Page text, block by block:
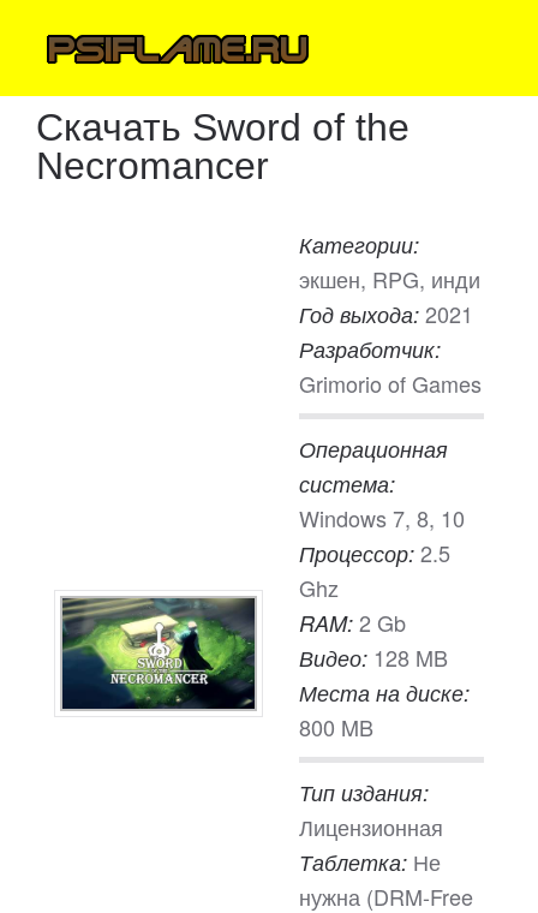
Скачать Sword of the
Necromancer
Категории:
экшен, RPG, инди
Год выхода: 2021
Разработчик:
Grimorio of Games
Операционная
система:
Windows 7, 8, 10
Процессор: 2.5
Ghz
RAM: 2 Gb
Видео: 128 MB
Места на диске:
800 MB
Тип издания:
Лицензионная
Таблетка: Не
нужна (DRM-Free